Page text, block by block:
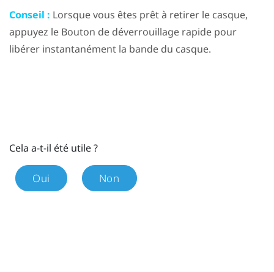
Conseil : Lorsque vous êtes prêt à retirer le casque,
appuyez le Bouton de déverrouillage rapide pour
libérer instantanément la bande du casque.
Cela a-t-il été utile ?
Oui Non